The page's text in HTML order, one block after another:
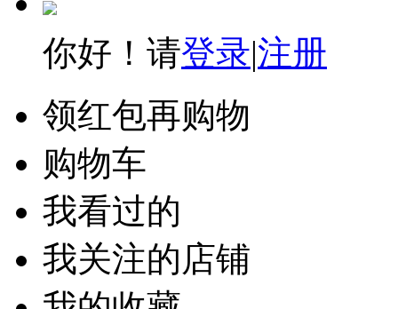
你好！请登录|注册
领红包再购物
购物车
我看过的
我关注的店铺